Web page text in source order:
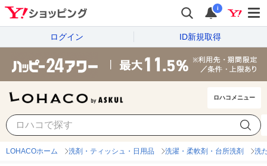
i
ログイン ID新規取得
ロハコメニュー
LOHACOホーム 洗剤・ティッシュ・日用品 洗濯・柔軟剤・台所洗剤 洗